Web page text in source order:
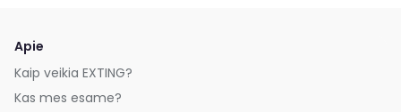
Apie
Kaip veikia EXTING?
Kas mes esame?